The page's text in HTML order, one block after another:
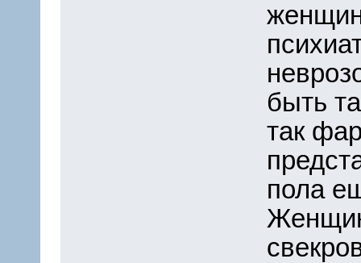
быть
так
пола